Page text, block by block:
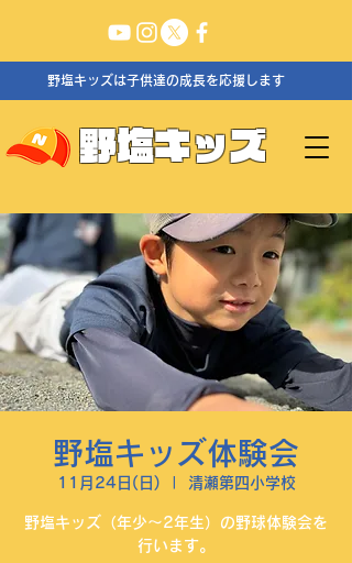
野塩キッズは子供達の成長を応援します
野塩キッズ
野塩キッズ体験会
11月24日(日) 清瀬第四小学校
野塩キッズ（年少〜2年生）の野球体験会を
行います。